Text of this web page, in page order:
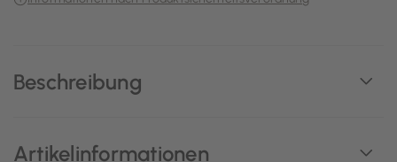
Beschreibung
Artikelinformationen